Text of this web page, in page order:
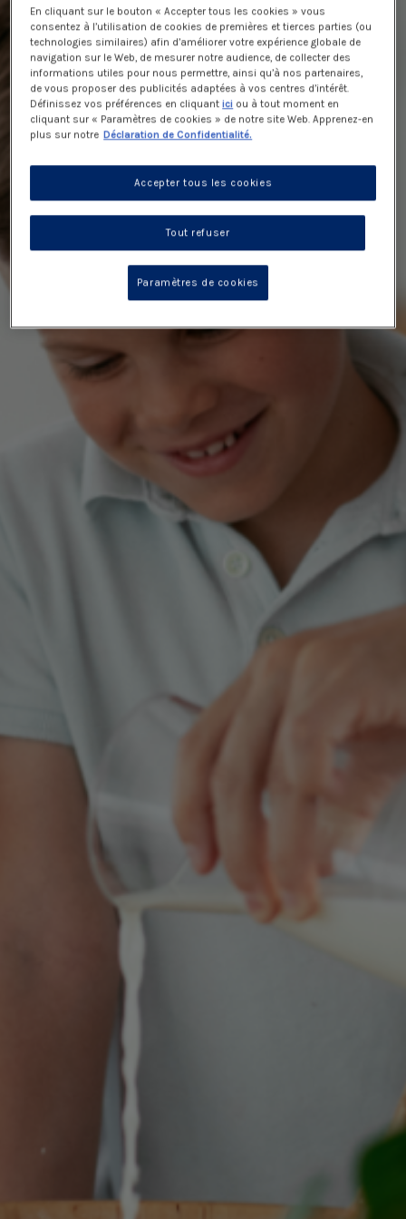
En cliquant sur le bouton « Accepter tous les cookies » vous
consentez à l’utilisation de cookies de premières et tierces parties (ou
technologies similaires) afin d’améliorer votre expérience globale de
navigation sur le Web, de mesurer notre audience, de collecter des
informations utiles pour nous permettre, ainsi qu’à nos partenaires,
de vous proposer des publicités adaptées à vos centres d’intérêt.
Définissez vos préférences en cliquantici ou à tout moment en
cliquant sur « Paramètres de cookies » de notre site Web. Apprenez-en
plus sur notre Déclaration de Confidentialité.
Tout refuser
Accepter tous les cookies
Paramètres de cookies